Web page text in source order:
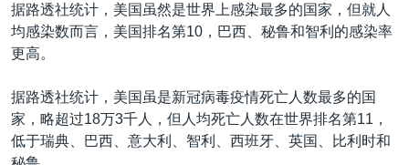
据路透社统计，美国虽然是世界上感染最多的国家，但就人
均感染数而言，美国排名第10，巴西、秘鲁和智利的感染率
更高。
据路透社统计，美国虽是新冠病毒疫情死亡人数最多的国
家，略超过18万3千人，但人均死亡人数在世界排名第11，
低于瑞典、巴西、意大利、智利、西班牙、英国、比利时和